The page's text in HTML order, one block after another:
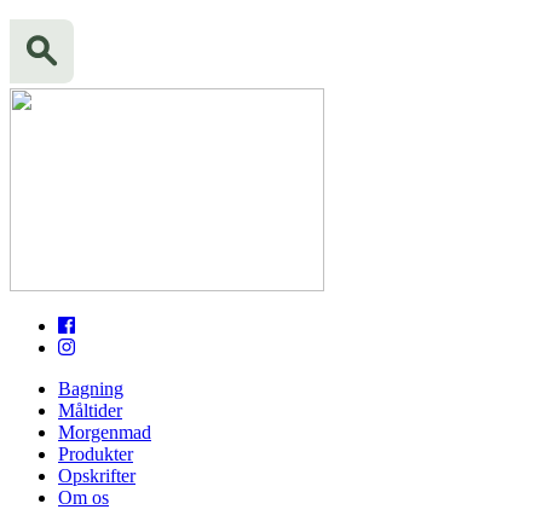
Bagning
Måltider
Morgenmad
Produkter
Opskrifter
Om os